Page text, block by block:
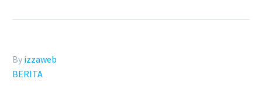
By izzaweb
BERITA